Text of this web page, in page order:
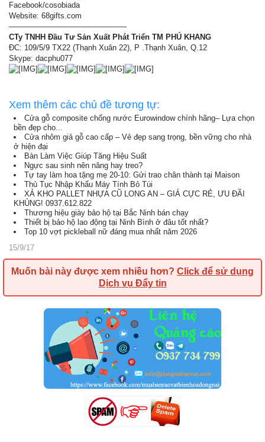
Facebook/cosobiada
Website: 68gifts.com
———————————————-
CTy TNHH Đầu Tư Sản Xuất Phát Triển TM PHÚ KHANG
ĐC: 109/5/9 TX22 (Thạnh Xuân 22), P .Thạnh Xuân, Q.12
Skype: dacphu077
Xem thêm các chủ đề tương tự:
Cửa gỗ composite chống nước Eurowindow chính hãng– Lựa chọn
bền đẹp cho...
Cửa nhôm giả gỗ cao cấp – Vẻ đẹp sang trọng, bền vững cho nhà
ở hiện đại
Bàn Làm Việc Giúp Tăng Hiệu Suất
Ngực sau sinh nên nâng hay treo?
Tự tay làm hoa tặng mẹ 20-10: Gửi trao chân thành tại Maison
Thủ Tục Nhập Khẩu Máy Tính Bỏ Túi
XẢ KHO PALLET NHỰA CŨ LONG AN – GIÁ CỰC RẺ, ƯU ĐÃI
KHỦNG! 0937.612.822
Thương hiệu giày bảo hộ tại Bắc Ninh bán chạy
Thiết bị bảo hộ lao động tại Ninh Bình ở đâu tốt nhất?
Top 10 vợt pickleball nữ đáng mua nhất năm 2026
15/9/17
Muốn bài này được xem nhiều hơn? Click để sử dụng
Dịch vụ Đẩy tin